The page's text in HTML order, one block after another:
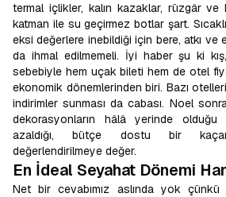
termal içlikler, kalın kazaklar, rüzgâr ve
katman ile su geçirmez botlar şart.
eksi değerlere inebildiği için bere, atkı ve
da ihmal edilmemeli. İyi haber şu ki
sebebiyle hem uçak bileti hem de otel
ekonomik dönemlerinden biri. Bazı
indirimler sunması da cabası. Noel
dekorasyonların hâlâ yerinde olduğu
azaldığı, bütçe dostu bir
değerlendirilmeye değer.
En İdeal Seyahat Dönemi
Net bir cevabımız aslında yok